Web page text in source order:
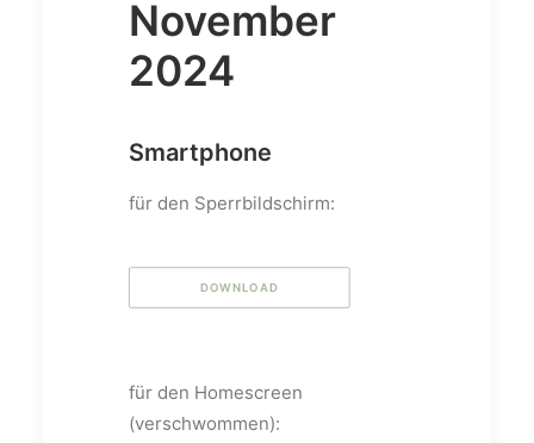
November
2024
Smartphone
für den Sperrbildschirm:
DOWNLOAD
für den Homescreen
(verschwommen):